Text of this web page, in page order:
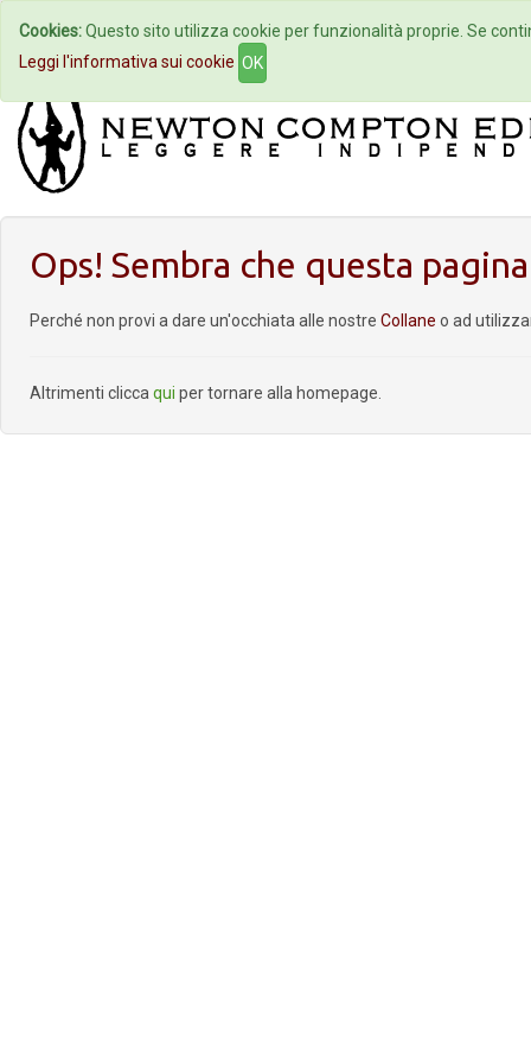
Home Autori Eventi
Ops! Sembra che questa
Perché non provi a dare un'occhiata alle nostre Collane o ad
Altrimenti clicca qui per tornare alla homepage.
Cookies:Questo sito utilizza cookie per funzionalità proprie. Se
Leggi l'informativa sui cookie OK